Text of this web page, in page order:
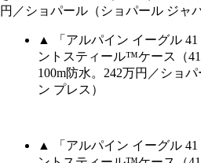
▲ 「アルパイン イーグル
ントスティール™ケース（
100m防水。242万円／ショ
ン プレス）
▲ 「アルパイン イーグル